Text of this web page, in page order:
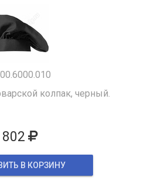
колпак, черный.
802
В КОРЗИНУ